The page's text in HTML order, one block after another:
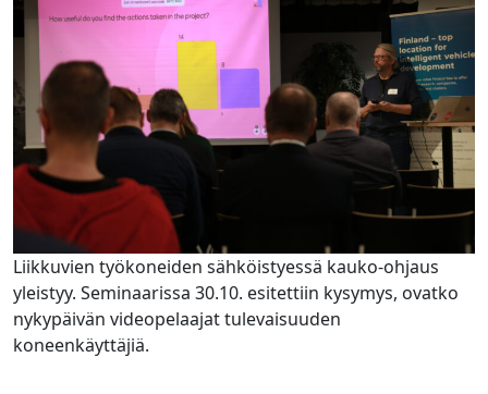
Liikkuvien työkoneiden sähköistyessä kauko-ohjaus
yleistyy. Seminaarissa 30.10. esitettiin kysymys, ovatko
nykypäivän videopelaajat tulevaisuuden
koneenkäyttäjiä.